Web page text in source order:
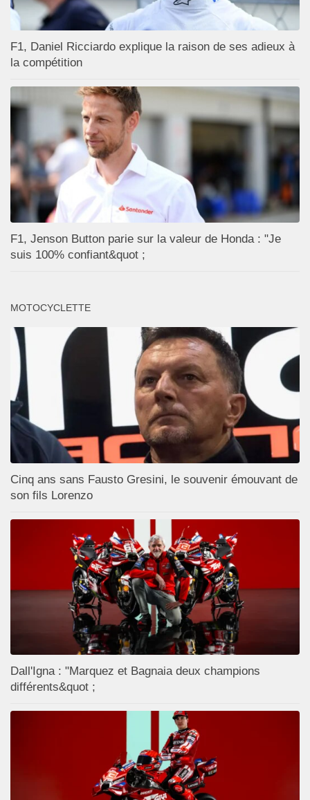
F1, Daniel Ricciardo explique la raison de ses adieux à
la compétition
F1, Jenson Button parie sur la valeur de Honda : "Je
suis 100% confiant&quot ;
MOTOCYCLETTE
Cinq ans sans Fausto Gresini, le souvenir émouvant de
son fils Lorenzo
Dall'Igna : "Marquez et Bagnaia deux champions
différents&quot ;